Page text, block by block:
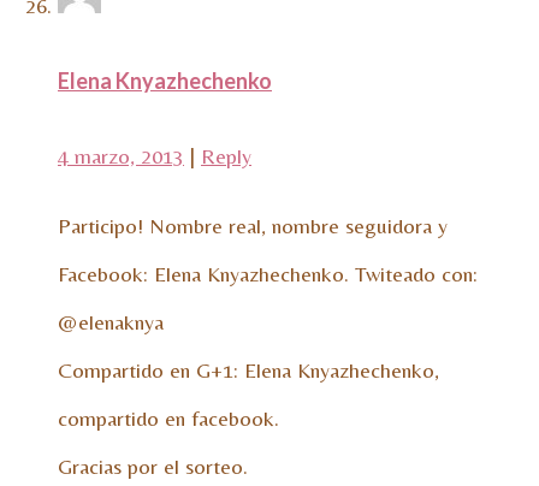
Elena Knyazhechenko
4 marzo, 2013 | Reply
Participo! Nombre real, nombre seguidora y
Facebook: Elena Knyazhechenko. Twiteado con:
@elenaknya
Compartido en G+1: Elena Knyazhechenko,
compartido en facebook.
Gracias por el sorteo.